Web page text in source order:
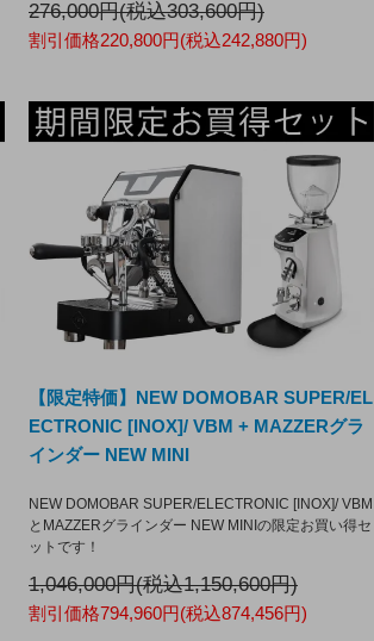
276,000円(税込303,600円)
割引価格220,800円(税込242,880円)
【限定特価】NEW DOMOBAR SUPER/EL
ECTRONIC [INOX]/ VBM + MAZZERグラ
インダー NEW MINI
NEW DOMOBAR SUPER/ELECTRONIC [INOX]/ VBM
とMAZZERグラインダー NEW MINIの限定お買い得セ
ットです！
1,046,000円(税込1,150,600円)
割引価格794,960円(税込874,456円)